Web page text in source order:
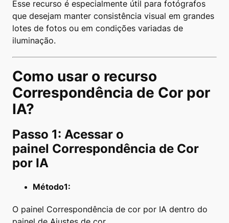
Esse recurso é especialmente útil para fotógrafos
que desejam manter consistência visual em grandes
lotes de fotos ou em condições variadas de
iluminação.
Como usar o recurso
Correspondência de Cor por
IA?
Passo 1: Acessar o
painel Correspondência de Cor
por IA
Método1:
O painel Correspondência de cor por IA dentro do